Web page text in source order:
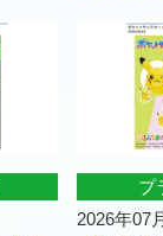
プ
2026年07